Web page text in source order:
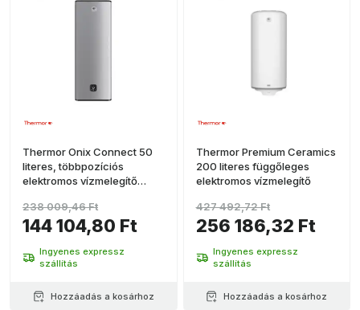
Thermor Onix Connect 50
literes, többpozíciós
elektromos vízmelegítő
144 104,80 Ft
238 009,46 Ft
Ingyenes expressz
szállítás
Hozzáadás a kosárhoz
Thermor Premium Ceramics
200 literes függőleges
elektromos vízmelegítő
256 186,32 Ft
427 492,72 Ft
Ingyenes expressz
szállítás
Hozzáadás a kosárhoz